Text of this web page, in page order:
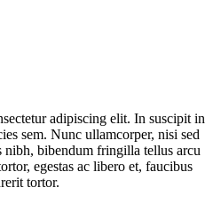
adipiscing elit. In suscipit in
sem. Nunc ullamcorper, nisi sed
nibh, bibendum fringilla tellus arcu
egestas ac libero et, faucibus
tortor.